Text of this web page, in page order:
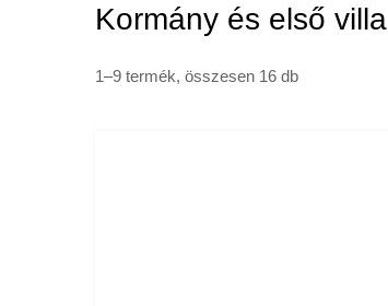
Kormány és első villa
1–9 termék, összesen 16 db